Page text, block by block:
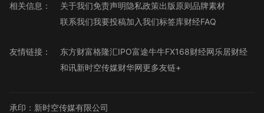
相关信息： 关于我们免责声明隐私政策出版原则品牌素材
联系我们我要投稿加入我们标签库财经FAQ
友情链接： 东方财富格隆汇IPO富途牛牛FX168财经网乐居财经
和讯新时空传媒财华网更多友链+
承印：新时空传媒有限公司